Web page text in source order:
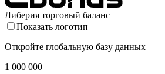
Либерия торговый баланс
Показать логотип
Откройте глобальную базу данных
1 000 000